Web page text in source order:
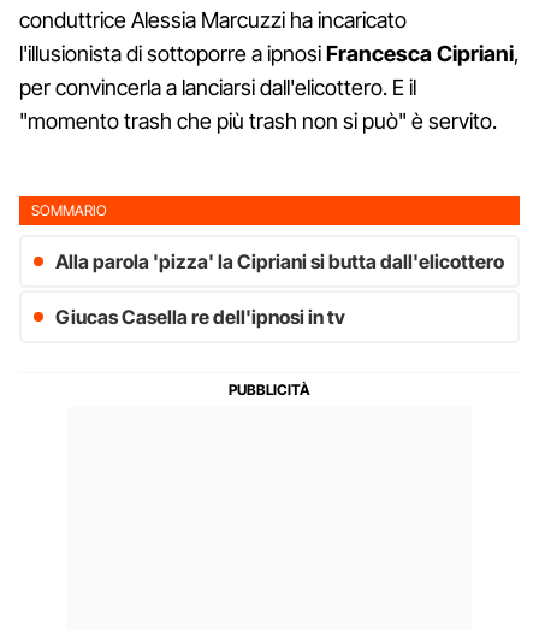
conduttrice Alessia Marcuzzi ha incaricato
l'illusionista di sottoporre a ipnosiFrancesca Cipriani,
per convincerla a lanciarsi dall'elicottero. E il
"momento trash che più trash non si può" è servito.
SOMMARIO
Alla parola 'pizza' la Cipriani si butta dall'elicottero
Giucas Casella re dell'ipnosi in tv